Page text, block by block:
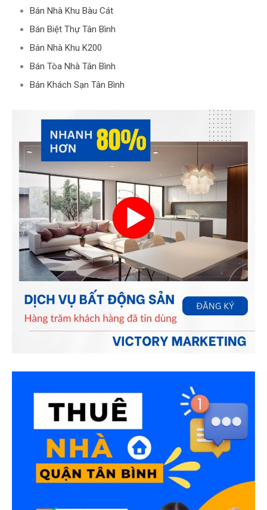
Bán Nhà Khu Bàu Cát
Bán Biệt Thự Tân Bình
Bán Nhà Khu K200
Bán Tòa Nhà Tân Bình
Bán Khách Sạn Tân Bình